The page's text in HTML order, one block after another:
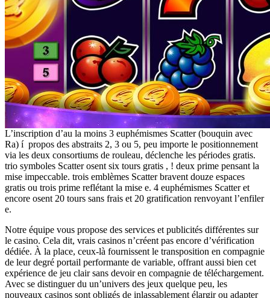
L’inscription d’au la moins 3 euphémismes Scatter (bouquin avec
Ra) í propos des abstraits 2, 3 ou 5, peu importe le positionnement
via les deux consortiums de rouleau, déclenche les périodes gratis.
trio symboles Scatter osent six tours gratis , ! deux prime pensant la
mise impeccable. trois emblèmes Scatter bravent douze espaces
gratis ou trois prime reflétant la mise e. 4 euphémismes Scatter et
encore osent 20 tours sans frais et 20 gratification renvoyant l’enfiler
e.
Notre équipe vous propose des services et publicités différentes sur
le casino. Cela dit, vrais casinos n’créent pas encore d’vérification
dédiée. À la place, ceux-là fournissent le transposition en compagnie
de leur degré portail performante de variable, offrant aussi bien cet
expérience de jeu clair sans devoir en compagnie de téléchargement.
Avec se distinguer du un’univers des jeux quelque peu, les
nouveaux casinos sont obligés de inlassablement élargir ou adapter